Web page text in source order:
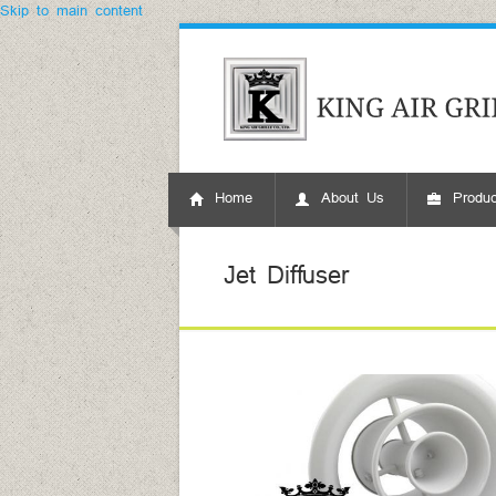
Skip to main content
Home About Us
Jet Diffuser